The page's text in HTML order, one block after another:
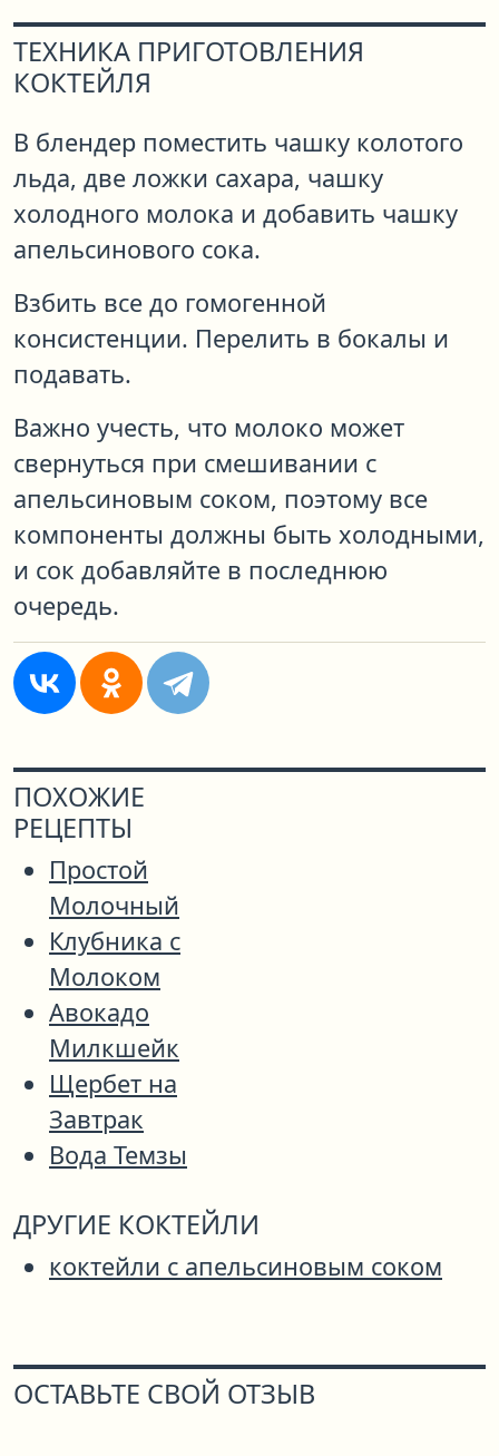
ТЕХНИКА ПРИГОТОВЛЕНИЯ
КОКТЕЙЛЯ
В блендер поместить чашку колотого
льда, две ложки сахара, чашку
холодного молока и добавить чашку
апельсинового сока.
Взбить все до гомогенной
консистенции. Перелить в бокалы и
подавать.
Важно учесть, что молоко может
свернуться при смешивании с
апельсиновым соком, поэтому все
компоненты должны быть холодными,
и сок добавляйте в последнюю
очередь.
ПОХОЖИЕ
РЕЦЕПТЫ
Простой
Молочный
Клубника с
Молоком
Авокадо
Милкшейк
Щербет на
Завтрак
Вода Темзы
ДРУГИЕ КОКТЕЙЛИ
коктейли с апельсиновым соком
ОСТАВЬТЕ СВОЙ ОТЗЫВ